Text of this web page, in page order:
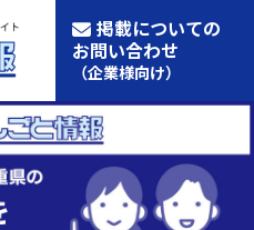
掲載についての
お問い合わせ
（企業様向け）